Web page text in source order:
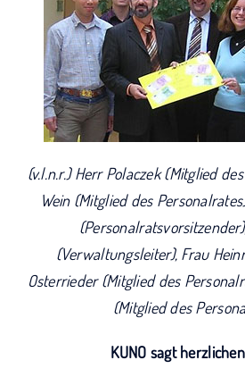
(v.l.n.r.) Herr Polaczek (Mitglied
Wein (Mitglied des
(Verwaltungsleiter), Frau
Osterrieder (Mitglied des
(Mitglied des
KUNO sagt